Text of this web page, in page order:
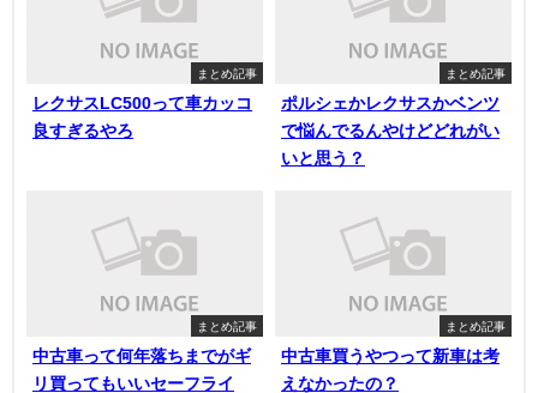
まとめ記事
レクサスLC500って車カッコ
良すぎるやろ
まとめ記事
ポルシェかレクサスかベンツ
で悩んでるんやけどどれがい
いと思う？
まとめ記事
中古車って何年落ちまでがギ
リ買ってもいいセーフライ
まとめ記事
中古車買うやつって新車は考
えなかったの？